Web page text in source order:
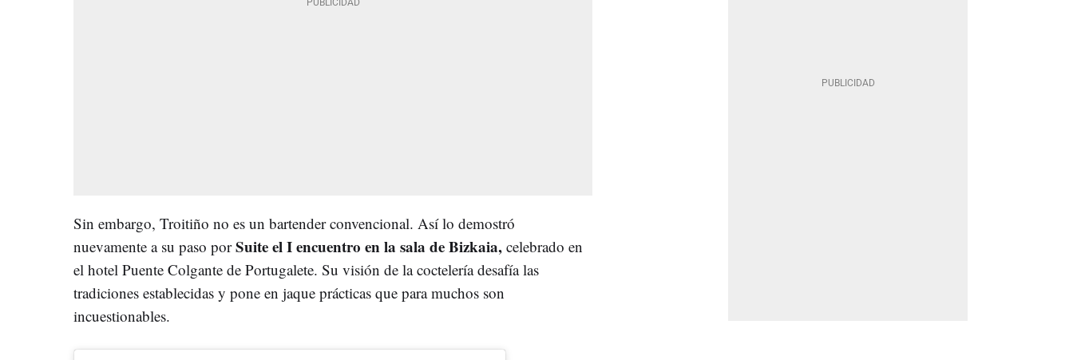
Sin embargo, Troitiño no es un bartender convencional. Así lo demostró
nuevamente a su paso porSuite el I encuentro en la sala de Bizkaia, celebrado en
el hotel Puente Colgante de Portugalete. Su visión de la coctelería desafía las
tradiciones establecidas y pone en jaque prácticas que para muchos son
incuestionables.